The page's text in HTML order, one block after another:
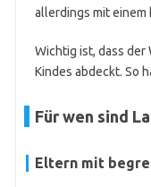
allerdings mit einem
Wichtig ist, dass der
Kindes abdeckt. So
Für wen sind
Eltern mit